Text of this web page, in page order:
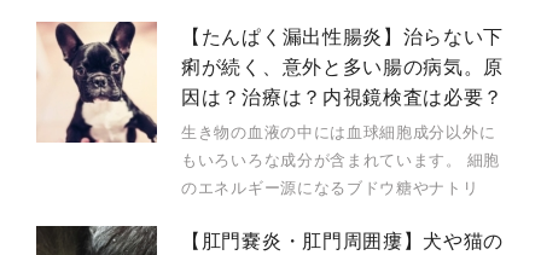
【たんぱく漏出性腸炎】治らない下
痢が続く、意外と多い腸の病気。原
因は？治療は？内視鏡検査は必要？
生き物の血液の中には血球細胞成分以外に
もいろいろな成分が含まれています。 細胞
のエネルギー源になるブドウ糖やナトリ
【肛門嚢炎・肛門周囲瘻】犬や猫の